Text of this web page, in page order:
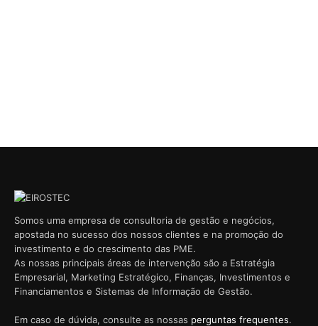
Somos uma empresa de consultoria de gestão e negócios,
apostada no sucesso dos nossos clientes e na promoção do
investimento e do crescimento das PME.
As nossas principais áreas de intervenção são a Estratégia
Empresarial, Marketing Estratégico, Finanças, Investimentos e
Financiamentos e Sistemas de Informação de Gestão.
Em caso de dúvida, consulte as nossas perguntas frequentes.